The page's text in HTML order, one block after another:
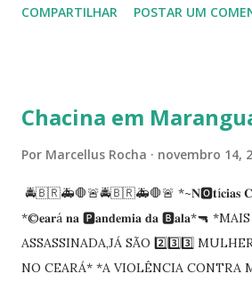
Siqueira Amorim faleceu em 28 de
enquanto atuaram nesta instituição.
COMPARTILHAR POSTAR UM
Chacina em
Por Marcellus Rocha novembro 14,
🚔🇧🇷🚑🛑🚨🚔🇧🇷🚑🛑🚨 *~𝐍🅾️𝐭í𝐜𝐢𝐚𝐬
*©️𝐞𝐚𝐫á 𝐧𝐚 🅿️𝐚𝐧𝐝𝐞𝐦𝐢𝐚 𝐝𝐚 🅱️𝐚𝐥𝐚*🔫
ASSASSINADA,JÁ SÃO 2️⃣3️⃣3️⃣
NO CEARÁ* *A VIOLÊNCIA CONTRA